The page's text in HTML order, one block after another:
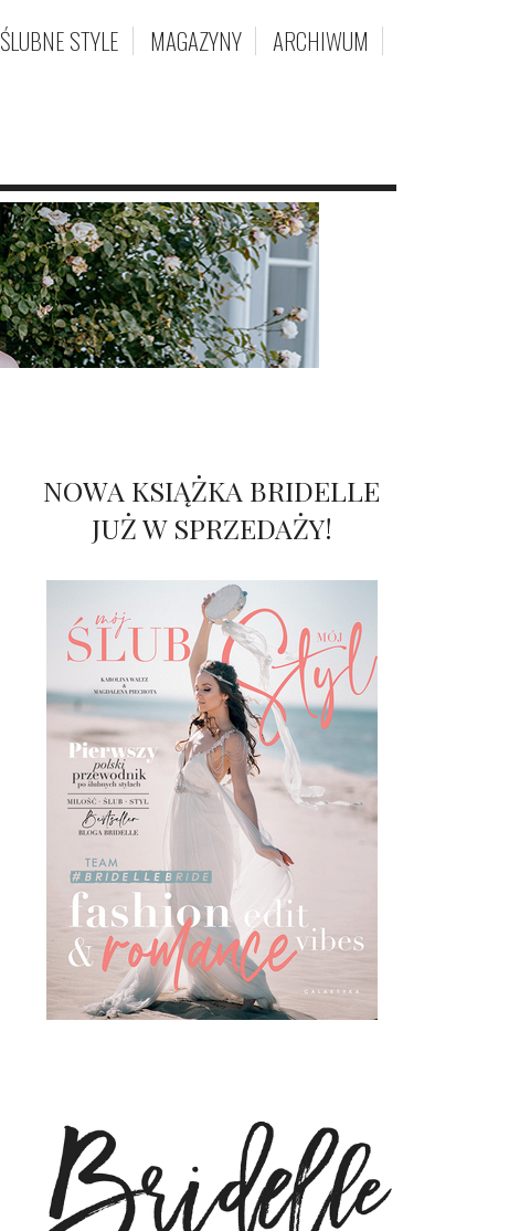
ŚLUBNE STYLE MAGAZYNY ARCHIWUM
NOWA KSIĄŻKA BRIDELLE
JUŻ W SPRZEDAŻY!